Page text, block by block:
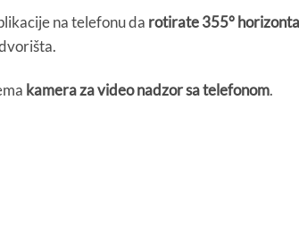
na telefonu da rotirate 355°
kamera za video nadzor sa telefonom.